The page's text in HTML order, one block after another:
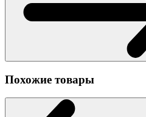
Похожие товары